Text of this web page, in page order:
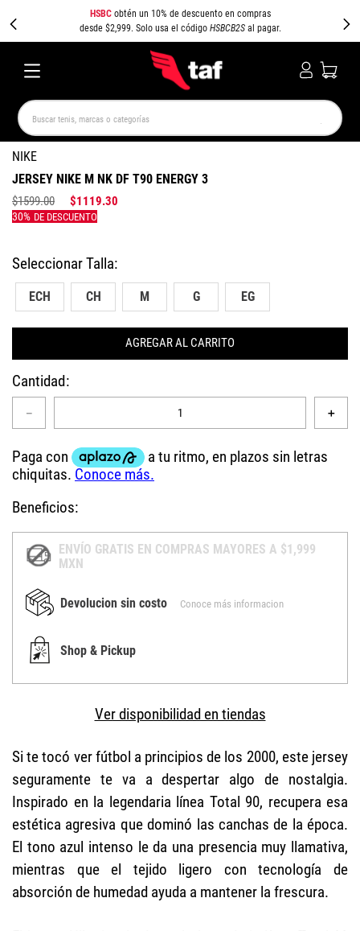
HSBCobtén un 10% de descuento en compras
desde $2,999. Solo usa el código HSBCB2Sal pagar.
Buscar tenis, marcas o categorías
NIKE
JERSEY NIKE M NK DF T90 ENERGY 3
$1599.00 $1119.30
ECH CH M G EG
AGREGAR AL CARRITO
Cantidad
＋
－
Beneficios:
ENVÍO GRATIS EN COMPRAS MAYORES A $1,999
MXN
Devolucion sin costo Conoce más informacion
Shop & Pickup
Ver disponibilidad en tiendas
Si te tocó ver fútbol a principios de los 2000, este jersey
seguramente te va a despertar algo de nostalgia.
Inspirado en la legendaria línea Total 90, recupera esa
estética agresiva que dominó las canchas de la época.
El tono azul intenso le da una presencia muy llamativa,
mientras que el tejido ligero con tecnología de
absorción de humedad ayuda a mantener la frescura.
TÉRMINOS MÁS BUSCADOS
NEW BALANCE SAMBA AIR FORCE 1
SPEEDCAT JORDAN 1